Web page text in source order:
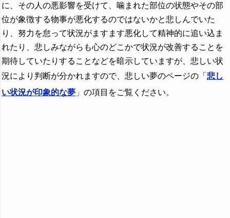
に、その人の悪影響を受けて、噛まれた部位の状態やその部
位が象徴する物事が悪化するのではないかと悲しんでいた
り、努力を怠って状況がますます悪化して精神的に追い込ま
れたり、悲しみながらも心のどこかで状況が改善することを
期待していたりすることなどを暗示していますが、悲しい状
況により判断が分かれますので、悲しい夢のページの「 悲し
い状況が印象的な夢 」の項目をご覧ください。